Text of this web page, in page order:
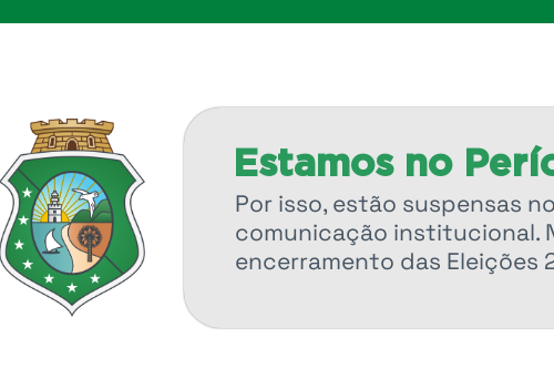
Estamos no
Por isso, estão suspensas
comunicação institucional.
encerramento das Eleições